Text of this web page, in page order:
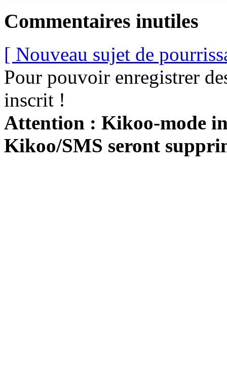
Commentaires inutiles
[ Nouveau sujet de
Pour pouvoir enregistrer
inscrit !
Attention : Kikoo-mode
Kikoo/SMS seront